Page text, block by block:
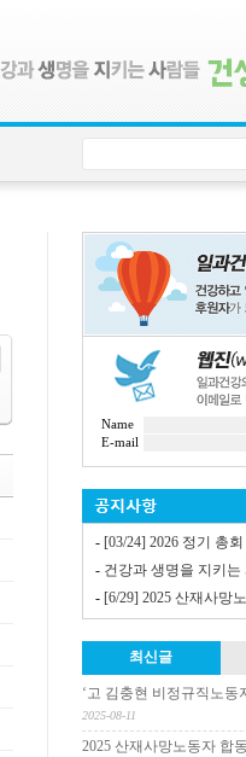
Name
E-mail
- [03/24] 2026 정기 총회
- 건강과 생명을 지키는
- [6/29] 2025 산재사망노
최신글
‘고 김충현 비정규직노동
2025-08-11
2025 산재사망노동자 합